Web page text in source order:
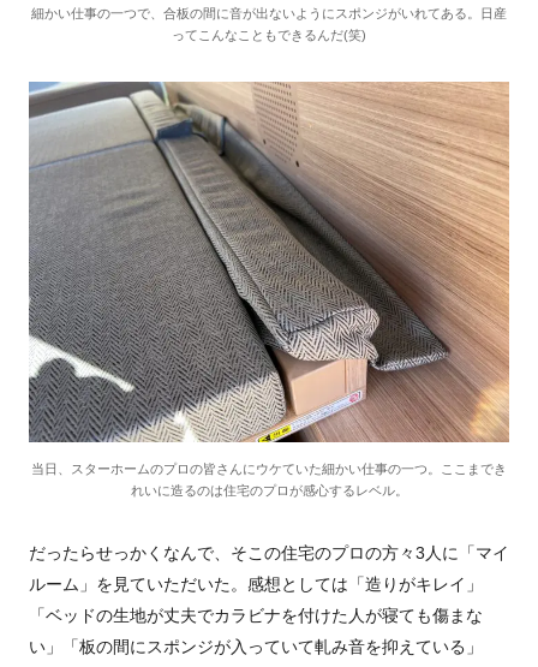
細かい仕事の一つで、合板の間に音が出ないようにスポンジがいれてある。日産
ってこんなこともできるんだ(笑)
当日、スターホームのプロの皆さんにウケていた細かい仕事の一つ。ここまでき
れいに造るのは住宅のプロが感心するレベル。
だったらせっかくなんで、そこの住宅のプロの方々3人に「マイ
ルーム」を見ていただいた。感想としては「造りがキレイ」
「ベッドの生地が丈夫でカラビナを付けた人が寝ても傷まな
い」「板の間にスポンジが入っていて軋み音を抑えている」